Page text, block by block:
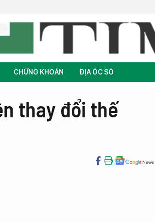
CHỨNG KHOÁN ĐỊA ỐC SỐ
thay đổi thế